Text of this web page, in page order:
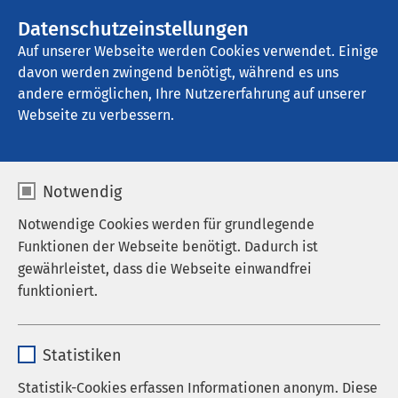
Datenschutzeinstellungen
Auf unserer Webseite werden Cookies verwendet. Einige
davon werden zwingend benötigt, während es uns
andere ermöglichen, Ihre Nutzererfahrung auf unserer
Webseite zu verbessern.
Notwendig
Notwendige Cookies werden für grundlegende
Funktionen der Webseite benötigt. Dadurch ist
gewährleistet, dass die Webseite einwandfrei
funktioniert.
Anbieter sgalinski
Statistiken
Statistik-Cookies erfassen Informationen anonym. Diese
AMEOS Klinikum Preetz
„Sucht: Warum das
Gehirn schwer loslassen
kann": 12. AMEOS
Medizinforum
18.06.2025|